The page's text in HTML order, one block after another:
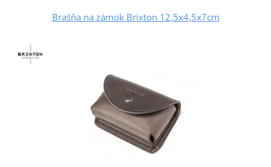
Brašňa na zámok Brixton 12,5x4,5x7cm